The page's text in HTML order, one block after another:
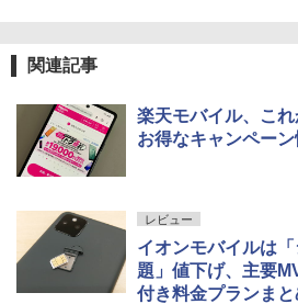
関連記事
楽天モバイル、こ
お得なキャンペー
レビュー
イオンモバイルは
題」値下げ、主要
付き料金プランまと